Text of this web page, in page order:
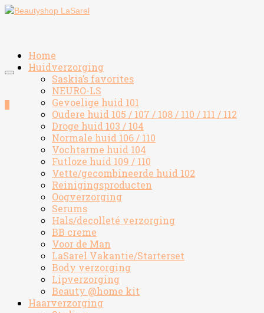
Home
Huidverzorging
Saskia’s favorites
NEURO-LS
Gevoelige huid 101
Oudere huid 105 / 107 / 108 / 110 / 111 / 112
Droge huid 103 / 104
Normale huid 106 / 110
Vochtarme huid 104
Futloze huid 109 / 110
Vette/gecombineerde huid 102
Reinigingsproducten
Oogverzorging
Serums
Hals/decolleté verzorging
BB creme
Voor de Man
LaSarel Vakantie/Starterset
Body verzorging
Lipverzorging
Beauty @home kit
Haarverzorging